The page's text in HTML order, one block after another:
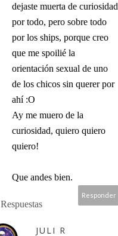
dejaste muerta de curiosidad
por todo, pero sobre todo
por los ships, porque creo
que me spoilié la
orientación sexual de uno
de los chicos sin querer por
ahí :O
Ay me muero de la
curiosidad, quiero quiero
quiero!
Que andes bien.
Responder
Respuestas
JULI R